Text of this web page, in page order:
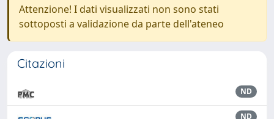
Attenzione! I dati visualizzati non sono stati
sottoposti a validazione da parte dell'ateneo
Citazioni
ND
ND